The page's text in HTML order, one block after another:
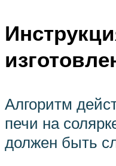
Алгоритм
печи на
должен быть